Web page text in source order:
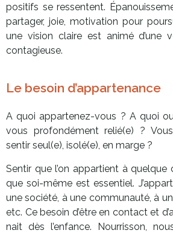
positifs se ressentent.
partager, joie, motivation pour
une vision claire est animé d’une
contagieuse.
Le besoin d’appartenance
A quoi appartenez-vous ? A quoi
vous profondément relié(e) ?
sentir seul(e), isolé(e), en marge ?
Sentir que l’on appartient à
que soi-même est essentiel.
une société, à une communauté, à
etc. Ce besoin d’être en contact et
nait dès l’enfance. Nourrisson,